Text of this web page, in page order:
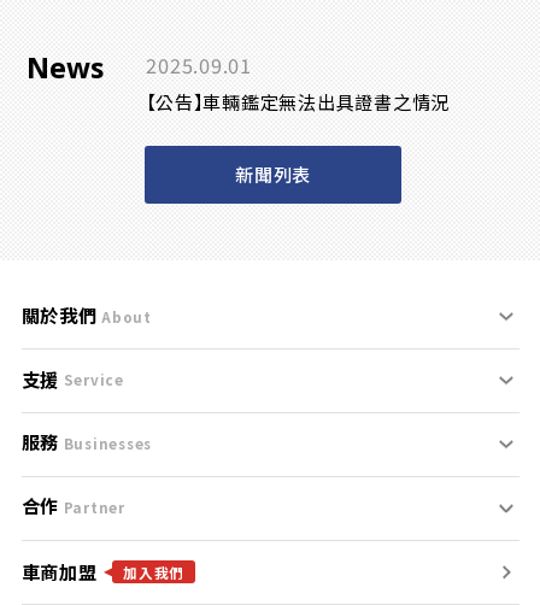
News 2025.09.01
【公告】車輛鑑定無法出具證書之情況
新聞列表
關於我們 About
刊登規範
服務條款
免責聲明
隱私權政策
支援 Service
支援中心
聯絡我們
服務 Businesses
什麼是Goo鑑定？
找好車
合作 Partner
合作夥伴
車商加盟 加入我們